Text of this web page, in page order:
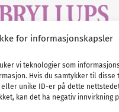
for informasjonskapsler
vi teknologier som
Hvis du samtykker til disse
unike ID-er på dette
kan det ha negativ innvirkning
post :info@
Norge
All rights reserved.
VAT: NO911740648